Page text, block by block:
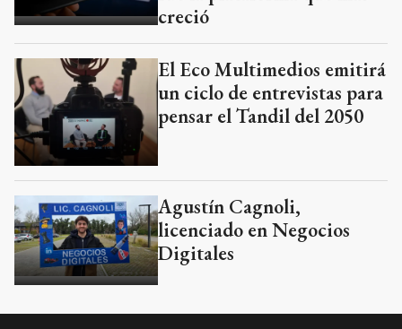
creció
El Eco Multimedios emitirá
un ciclo de entrevistas para
pensar el Tandil del 2050
Agustín Cagnoli,
licenciado en Negocios
Digitales